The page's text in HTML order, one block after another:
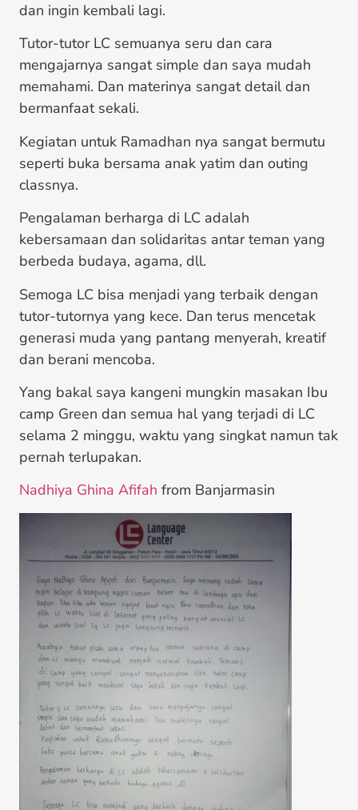
dan ingin kembali lagi.
Tutor-tutor LC semuanya seru dan cara
mengajarnya sangat simple dan saya mudah
memahami. Dan materinya sangat detail dan
bermanfaat sekali.
Kegiatan untuk Ramadhan nya sangat bermutu
seperti buka bersama anak yatim dan outing
classnya.
Pengalaman berharga di LC adalah
kebersamaan dan solidaritas antar teman yang
berbeda budaya, agama, dll.
Semoga LC bisa menjadi yang terbaik dengan
tutor-tutornya yang kece. Dan terus mencetak
generasi muda yang pantang menyerah, kreatif
dan berani mencoba.
Yang bakal saya kangeni mungkin masakan Ibu
camp Green dan semua hal yang terjadi di LC
selama 2 minggu, waktu yang singkat namun tak
pernah terlupakan.
Nadhiya Ghina Afifah from Banjarmasin